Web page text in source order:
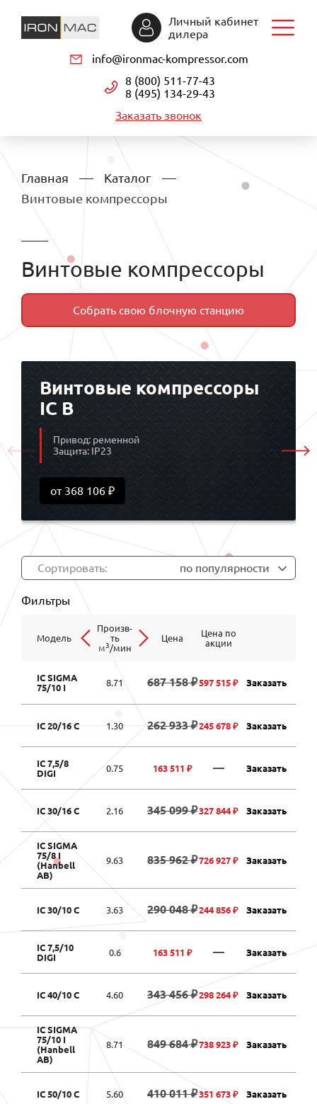
info@ironmac-kompressor.com
8 (800) 511-77-43
8 (495) 134-29-43
Заказать звонок
Личный кабинет
дилера
Главная
Каталог
Винтовые компрессоры
Винтовые компрессоры
Собрать свою блочную станцию
Винтовые компрессоры
IC B
Привод: ременной
Защита: IP23
от 368 106 ₽
Сортировать: по популярности
Фильтры
Модель
Произв-
ть
м3/мин
Цена
Цена по
акции
IC SIGMA
75/10 I
8.71 687 158 ₽597 515 ₽ Заказать
IC 20/16 C 1.30 262 933 ₽245 678 ₽ Заказать
IC 7,5/8
DIGI
0.75 163 511 ₽ — Заказать
IC 30/16 C 2.16 345 099 ₽327 844 ₽ Заказать
IC SIGMA
75/8 I
(Hanbell
AB)
9.63 835 962 ₽726 927 ₽ Заказать
IC 30/10 C 3.63 290 048 ₽244 856 ₽ Заказать
IC 7,5/10
DIGI
0.6 163 511 ₽ — Заказать
IC 40/10 C 4.60 343 456 ₽298 264 ₽ Заказать
IC SIGMA
75/10 I
(Hanbell
AB)
8.71 849 684 ₽738 923 ₽ Заказать
IC 50/10 C 5.60 410 011 ₽351 673 ₽ Заказать